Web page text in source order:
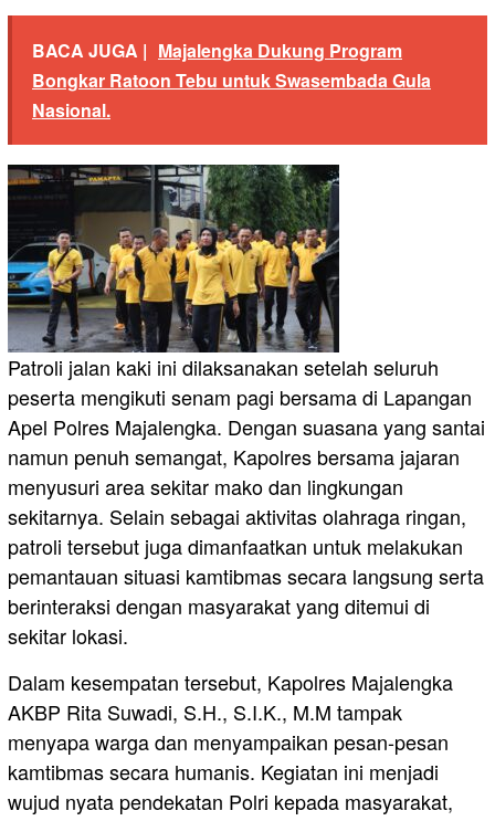
BACA JUGA | Majalengka Dukung Program
Bongkar Ratoon Tebu untuk Swasembada Gula
Nasional.
Patroli jalan kaki ini dilaksanakan setelah seluruh
peserta mengikuti senam pagi bersama di Lapangan
Apel Polres Majalengka. Dengan suasana yang santai
namun penuh semangat, Kapolres bersama jajaran
menyusuri area sekitar mako dan lingkungan
sekitarnya. Selain sebagai aktivitas olahraga ringan,
patroli tersebut juga dimanfaatkan untuk melakukan
pemantauan situasi kamtibmas secara langsung serta
berinteraksi dengan masyarakat yang ditemui di
sekitar lokasi.
Dalam kesempatan tersebut, Kapolres Majalengka
AKBP Rita Suwadi, S.H., S.I.K., M.M tampak
menyapa warga dan menyampaikan pesan-pesan
kamtibmas secara humanis. Kegiatan ini menjadi
wujud nyata pendekatan Polri kepada masyarakat,